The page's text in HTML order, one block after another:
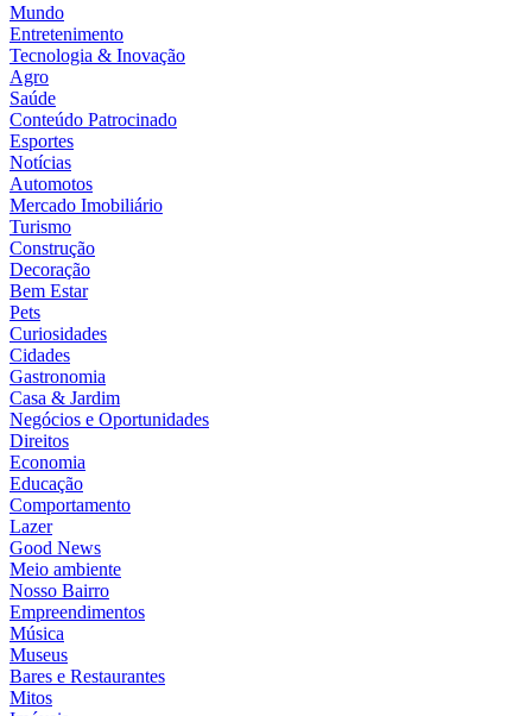
Mundo
Entretenimento
Tecnologia & Inovação
Agro
Saúde
Conteúdo Patrocinado
Esportes
Notícias
Automotos
Mercado Imobiliário
Turismo
Construção
Decoração
Bem Estar
Pets
Curiosidades
Cidades
Gastronomia
Casa & Jardim
Negócios e Oportunidades
Direitos
Economia
Educação
Comportamento
Lazer
Good News
Meio ambiente
Nosso Bairro
Empreendimentos
Música
Museus
Bares e Restaurantes
Mitos